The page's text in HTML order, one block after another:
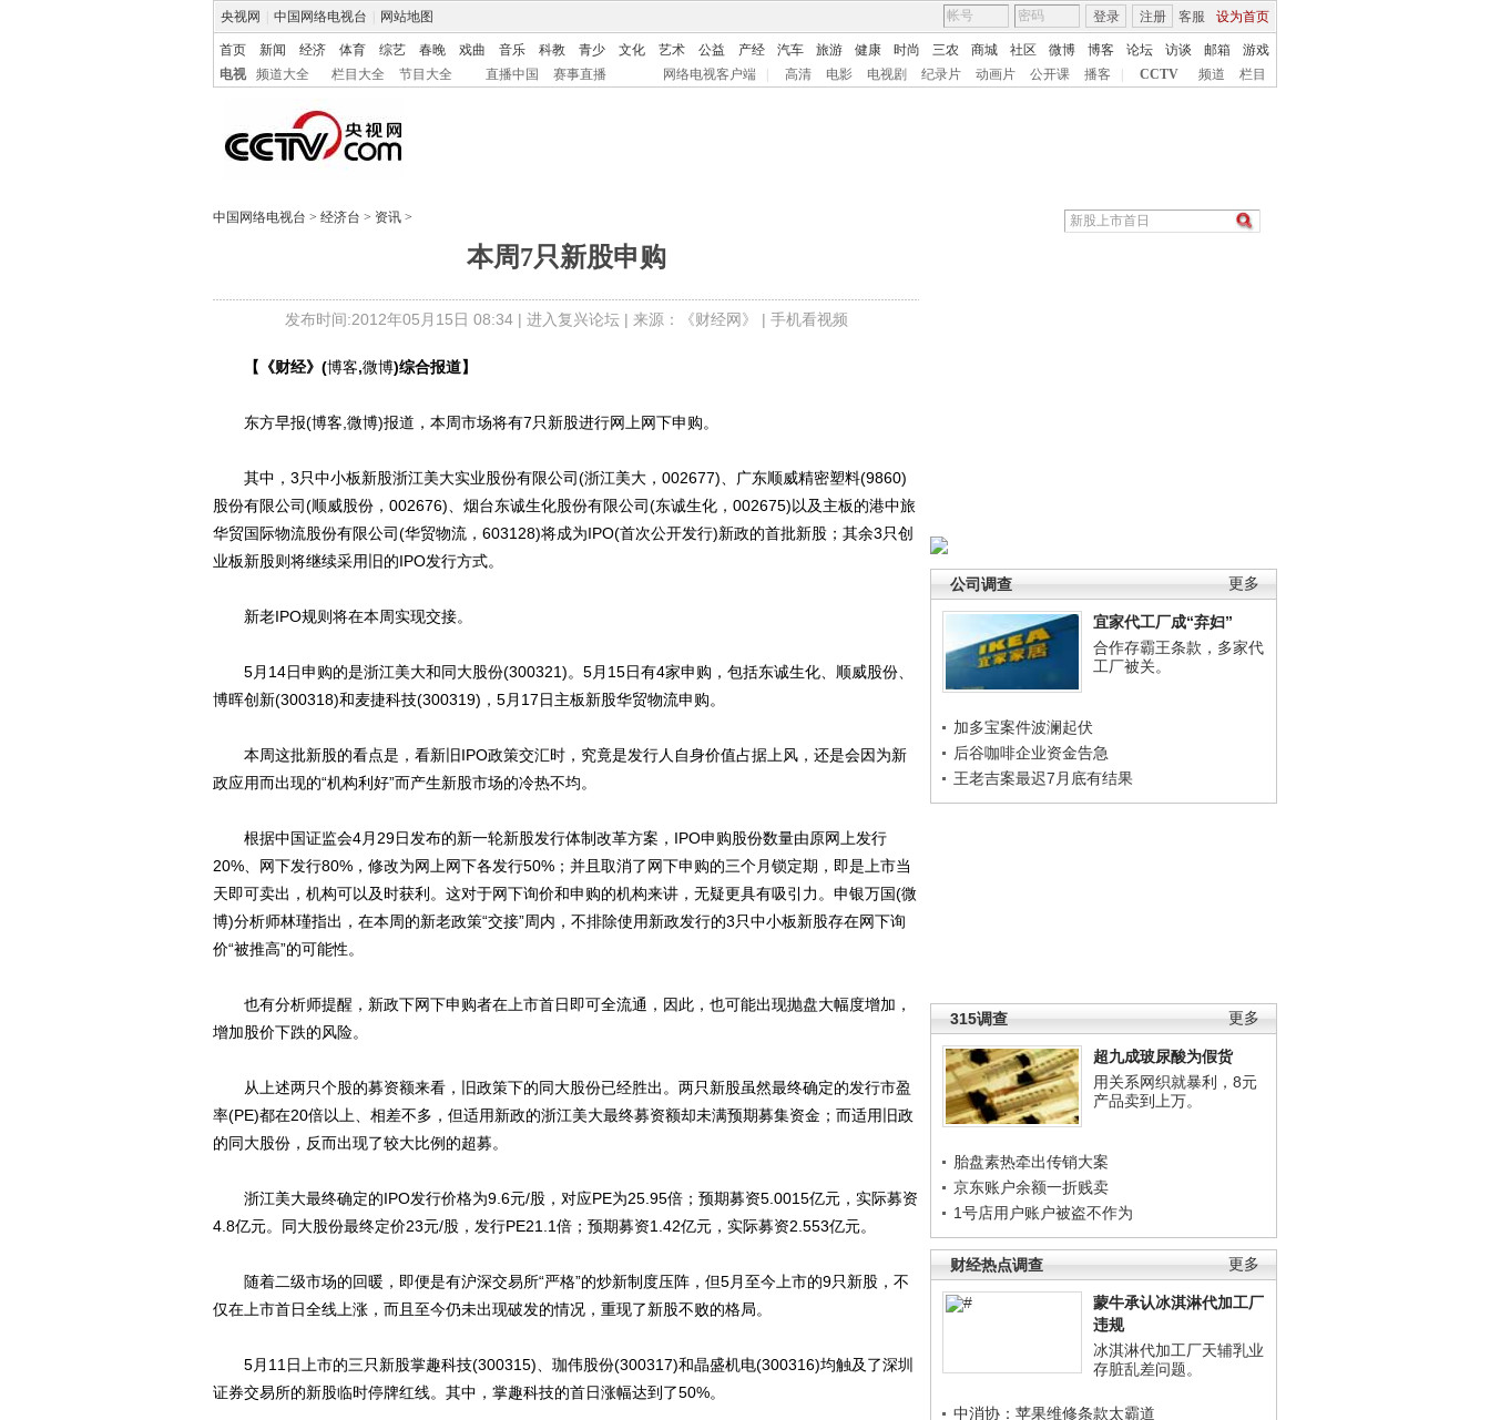
央视网 中国网络电视台 网站地图 客服 设为首页
登录 注册
首页 新闻 经济 体育 综艺 春晚 戏曲 音乐 科教 青少 文化 艺术 公益 产经 汽车 旅游 健康 时尚 三农 商城 社区 微博 博客 论坛 访谈 邮箱
游戏
电视
频道大全 栏目大全 节目大全 直播中国 赛事直播 网络电视客户端 高清 电影 电视剧 纪录片 动画片 公开课 播客 CCTV 频道 栏目
中国网络电视台 > 经济台 > 资讯 >
本周7只新股申购
发布时间:2012年05月15日 08:34 | 进入复兴论坛| 来源：《财经网》 | 手机看视频
更多
公司调查
宜家代工厂成“弃妇”
合作存霸王条款，多家代
工厂被关。
加多宝案件波澜起伏
后谷咖啡企业资金告急
王老吉案最迟7月底有结果
更多
315调查
超九成玻尿酸为假货
用关系网织就暴利，8元
产品卖到上万。
胎盘素热牵出传销大案
京东账户余额一折贱卖
1号店用户账户被盗不作为
更多
财经热点调查
蒙牛承认冰淇淋代加工厂
违规
冰淇淋代加工厂天辅乳业
存脏乱差问题。
中消协：苹果维修条款太霸道
【《财经》(博客,微博)综合报道】
东方早报(博客,微博)报道，本周市场将有7只新股进行网上网下申购。
其中，3只中小板新股浙江美大实业股份有限公司(浙江美大，002677)、广东顺威精密塑料(9860)
股份有限公司(顺威股份，002676)、烟台东诚生化股份有限公司(东诚生化，002675)以及主板的港中旅
华贸国际物流股份有限公司(华贸物流，603128)将成为IPO(首次公开发行)新政的首批新股；其余3只创
业板新股则将继续采用旧的IPO发行方式。
新老IPO规则将在本周实现交接。
5月14日申购的是浙江美大和同大股份(300321)。5月15日有4家申购，包括东诚生化、顺威股份、
博晖创新(300318)和麦捷科技(300319)，5月17日主板新股华贸物流申购。
本周这批新股的看点是，看新旧IPO政策交汇时，究竟是发行人自身价值占据上风，还是会因为新
政应用而出现的“机构利好”而产生新股市场的冷热不均。
根据中国证监会4月29日发布的新一轮新股发行体制改革方案，IPO申购股份数量由原网上发行
20%、网下发行80%，修改为网上网下各发行50%；并且取消了网下申购的三个月锁定期，即是上市当
天即可卖出，机构可以及时获利。这对于网下询价和申购的机构来讲，无疑更具有吸引力。申银万国(微
博)分析师林瑾指出，在本周的新老政策“交接”周内，不排除使用新政发行的3只中小板新股存在网下询
价“被推高”的可能性。
也有分析师提醒，新政下网下申购者在上市首日即可全流通，因此，也可能出现抛盘大幅度增加，
增加股价下跌的风险。
从上述两只个股的募资额来看，旧政策下的同大股份已经胜出。两只新股虽然最终确定的发行市盈
率(PE)都在20倍以上、相差不多，但适用新政的浙江美大最终募资额却未满预期募集资金；而适用旧政
的同大股份，反而出现了较大比例的超募。
浙江美大最终确定的IPO发行价格为9.6元/股，对应PE为25.95倍；预期募资5.0015亿元，实际募资
4.8亿元。同大股份最终定价23元/股，发行PE21.1倍；预期募资1.42亿元，实际募资2.553亿元。
随着二级市场的回暖，即便是有沪深交易所“严格”的炒新制度压阵，但5月至今上市的9只新股，不
仅在上市首日全线上涨，而且至今仍未出现破发的情况，重现了新股不败的格局。
5月11日上市的三只新股掌趣科技(300315)、珈伟股份(300317)和晶盛机电(300316)均触及了深圳
证券交易所的新股临时停牌红线。其中，掌趣科技的首日涨幅达到了50%。